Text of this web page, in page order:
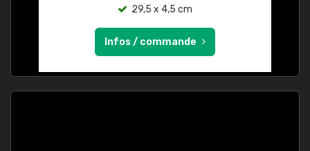
29,5 x 4,5 cm
Infos / commande